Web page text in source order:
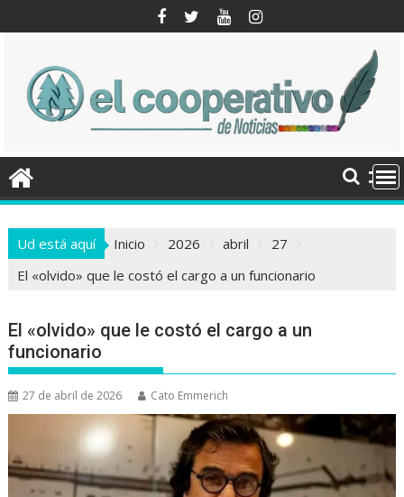
al
Ud está aquí Inicio 2026 abril
27
El «olvido» que le costó el cargo a un funcionario
El «olvido» que le costó el cargo a un
funcionario
27 de abril de 2026 Cato Emmerich